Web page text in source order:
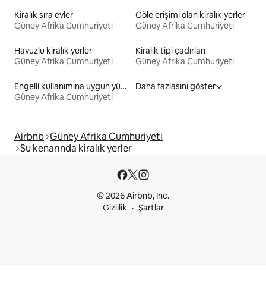
Kiralık sıra evler
Güney Afrika Cumhuriyeti
Göle erişimi olan kiralık yerler
Güney Afrika Cumhuriyeti
Havuzlu kiralık yerler
Güney Afrika Cumhuriyeti
Kiralık tipi çadırları
Güney Afrika Cumhuriyeti
Engelli kullanımına uygun yükseklikte yatağı olan kiralık yerler
Güney Afrika Cumhuriyeti
Daha fazlasını göster
Airbnb Güney Afrika Cumhuriyeti
Su kenarında kiralık yerler
© 2026 Airbnb, Inc.
Gizlilik
Şartlar